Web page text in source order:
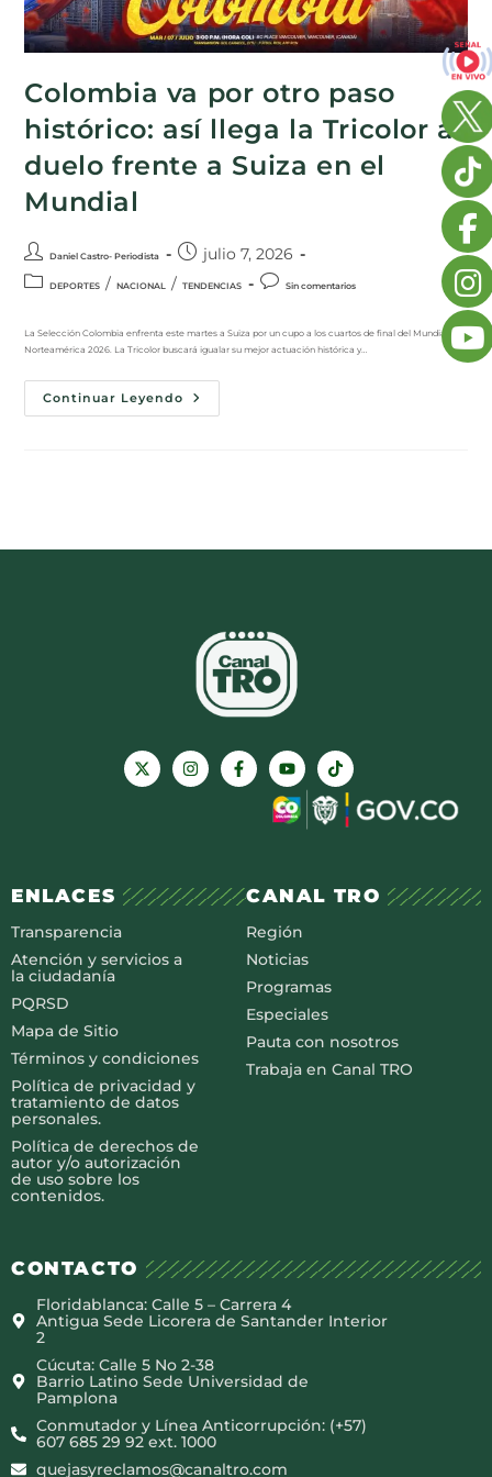
Colombia va por otro paso
histórico: así llega la Tricolor al
duelo frente a Suiza en el
Mundial
Daniel Castro- Periodista julio 7, 2026
DEPORTES / NACIONAL / TENDENCIAS Sin comentarios
La Selección Colombia enfrenta este martes a Suiza por un cupo a los cuartos de final del Mundial de
Norteamérica 2026. La Tricolor buscará igualar su mejor actuación histórica y…
Continuar Leyendo
ENLACES
Transparencia
Atención y servicios a
la ciudadanía
PQRSD
Mapa de Sitio
Términos y condiciones
Política de privacidad y
tratamiento de datos
personales.
Política de derechos de
autor y/o autorización
de uso sobre los
contenidos.
CANAL TRO
Región
Noticias
Programas
Especiales
Pauta con nosotros
Trabaja en Canal TRO
CONTACTO
Floridablanca: Calle 5 – Carrera 4
Antigua Sede Licorera de Santander Interior
2
Cúcuta: Calle 5 No 2-38
Barrio Latino Sede Universidad de
Pamplona
Conmutador y Línea Anticorrupción: (+57)
607 685 29 92 ext. 1000
quejasyreclamos@canaltro.com